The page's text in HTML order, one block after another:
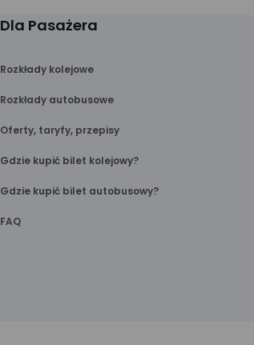
Dla Pasażera
Rozkłady kolejowe
Rozkłady autobusowe
Oferty, taryfy, przepisy
Gdzie kupić bilet kolejowy?
Gdzie kupić bilet autobusowy?
FAQ